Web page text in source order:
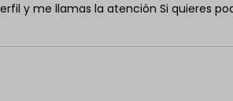
y me llamas la atención Si quieres